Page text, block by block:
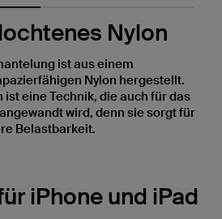
Nylon
ist aus einem
Nylon hergestellt.
eine Technik, die auch für das
wird, denn sie sorgt für
Belastbarkeit.
iPhone und iPad